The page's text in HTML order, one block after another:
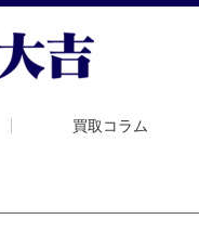
買取コラム